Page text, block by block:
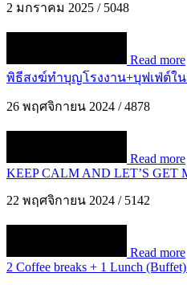
2 มกราคม 2025 / 5048
Read more
พิธีสงฆ์ทำบุญโรงงาน+บุฟเฟ่ต์ใ
26 พฤศจิกายน 2024 / 4878
Read more
KEEP CALM AND LET’S GET
22 พฤศจิกายน 2024 / 5142
Read more
2 Coffee breaks + 1 Lunch